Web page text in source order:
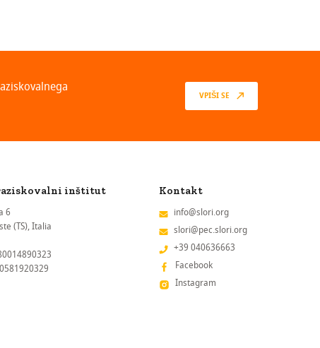
VPIŠI SE
inštitut
6
(TS), Italia
Kontakt
info@slori.org
slori@pec.slori.org
+39 040636663
Facebook
Instagram